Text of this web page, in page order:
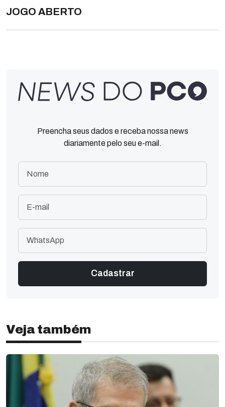
JOGO ABERTO
Preencha seus dados e receba nossa news
diariamente pelo seu e-mail.
Veja também